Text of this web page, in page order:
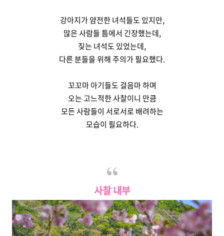
강아지가 얌전한 녀석들도 있지만,
많은 사람들 틈에서 긴장했는데,
짖는 녀석도 있었는데,
다른 분들을 위해 주의가 필요했다.
꼬꼬마 아기들도 걸음마 하며
오는 고느적한 사찰이니 만큼
모든 사람들이 서로서로 배려하는
모습이 필요하다.
사찰 내부